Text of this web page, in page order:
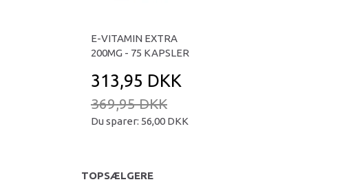
E-VITAMIN EXTRA
200MG - 75 KAPSLER
313,95 DKK
369,95 DKK
Du sparer: 56,00 DKK
TOPSÆLGERE